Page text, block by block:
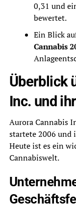
0,31 und
bewertet.
Ein Blick
Cannabis
Überblick
Inc. und
Aurora Cannabis
startete 2006 und
Heute ist es ein
Cannabiswelt.